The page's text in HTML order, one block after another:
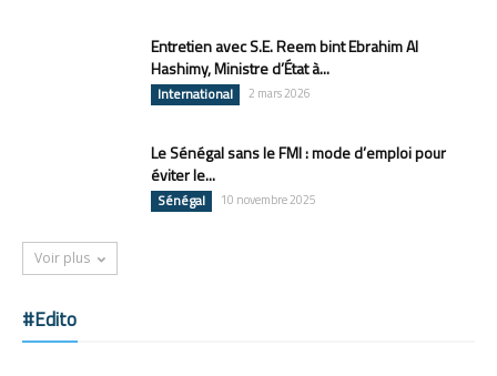
Entretien avec S.E. Reem bint Ebrahim Al
Hashimy, Ministre d’État à...
International 2 mars 2026
Le Sénégal sans le FMI : mode d’emploi pour
éviter le...
Sénégal 10 novembre 2025
Voir plus
#Edito